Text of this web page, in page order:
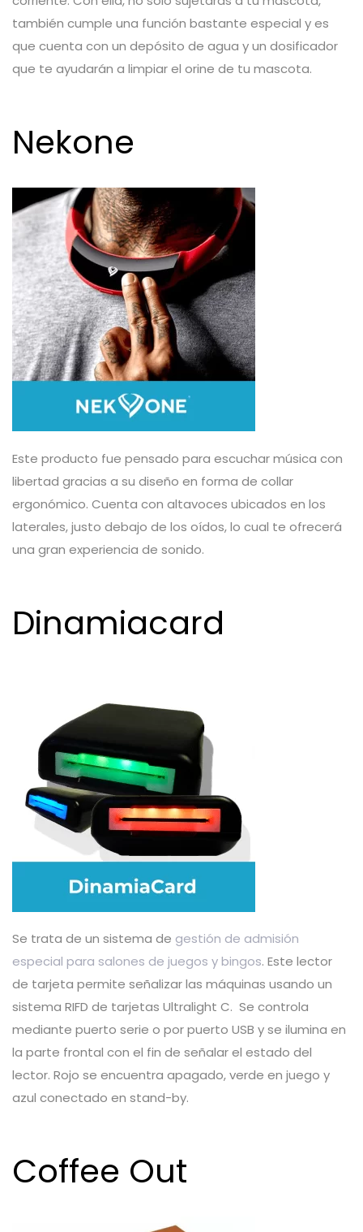
también cumple una función bastante especial y es
que cuenta con un depósito de agua y un dosificador
que te ayudarán a limpiar el orine de tu mascota.
Nekone
Este producto fue pensado para escuchar música con
libertad gracias a su diseño en forma de collar
ergonómico. Cuenta con altavoces ubicados en los
laterales, justo debajo de los oídos, lo cual te ofrecerá
una gran experiencia de sonido.
Dinamiacard
Se trata de un sistema de gestión de admisión
especial para salones de juegos y bingos. Este lector
de tarjeta permite señalizar las máquinas usando un
sistema RIFD de tarjetas Ultralight C. Se controla
mediante puerto serie o por puerto USB y se ilumina en
la parte frontal con el fin de señalar el estado del
lector. Rojo se encuentra apagado, verde en juego y
azul conectado en stand-by.
Coffee Out